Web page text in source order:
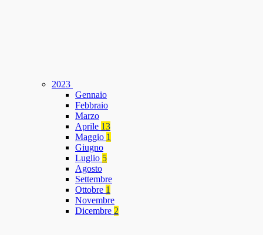
2023
Gennaio
Febbraio
Marzo
Aprile 13
Maggio 1
Giugno
Luglio 5
Agosto
Settembre
Ottobre 1
Novembre
Dicembre 2